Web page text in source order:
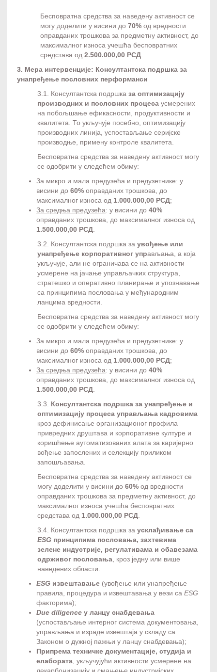
Бесповратна средства за наведену активност се
могу доделити у висини до 70% од вредности
оправданих трошкова за предметну активност, до
максималног износа учешћа бесповратних
средстава од 2.500.000,00 РСД
3. Мера интервенције: Консултантска подршка за
унапређење пословних перформанси
3.1. Консултантска подршка за оптимизацију
производних и пословних процеса усмерених
на побољшање ефикасности, продуктивности и
квалитета. То укључује посебно, оптимизацију
производних линија, успостављање серијске
производње, примену контроле квалитета.
Бесповратна средства за наведену активност могу
се одобрити у следећем обиму:
За микро и мала предузећа и предузетнике: у
висини до 60% оправданих трошкова, до
максималног износа од 1.000.000,00 РСД;
За средња предузећа: у висини до 40%
оправданих трошкова, до максималног износа од
1.500.000,00 РСД
3.2. Консултантска подршка за увођење или
унапређење корпоративног управљања, а која
укључује, али не ограничава се на активности
усмерене на јачање управљачких структура,
стратешко и оперативно планирање и упознавање
са принципима пословања у међународним
ланцима вредности.
Бесповратна средства за наведену активност могу
се одобрити у следећем обиму:
За микро и мала предузећа и предузетнике: у
висини до 60% оправданих трошкова, до
максималног износа од 1.000.000,00 РСД;
За средња предузећа: у висини до 40%
оправданих трошкова, до максималног износа од
1.500.000,00 РСД
3.3. Консултантска подршка за унапређење и
оптимизацију процеса управљања кадровима
кроз дефинисање организационог профила
привредних друштава и корпоративне културе и
коришћење аутоматизованих алата за каријерно
вођење запослених и селекцију приликом
запошљавања.
Бесповратна средства за наведену активност се
могу доделити у висини до 60% од вредности
оправданих трошкова за предметну активност, до
максималног износа учешћа бесповратних
средстава од 1.000.000,00 РСД
3.4. Консултантска подршка за усклађивање са
ESG принципима пословања, захтевима
зелене индустрије, регулативама и обавезама
одрживог пословања , кроз једну или више
наведених области:
ESG извештавање (увођење или унапређење
правила, процедура и извештавања у вези са ESG
факторима);
Due diligence у ланцу снабдевања
(успостављање интерног система документовања,
управљања и израде извештаја у складу са
Законом о дужној пажњи у ланцу снабдевања);
Припрема техничке документације, студија и
елабората , укључујући активности усмерене на